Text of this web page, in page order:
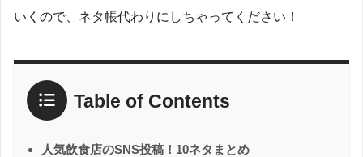
いくので、ネタ帳代わりにしちゃってください！
Table of Contents
人気飲食店のSNS投稿！10ネタまとめ